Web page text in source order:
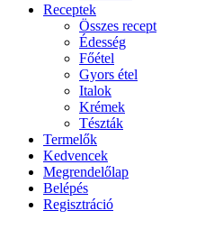
Receptek
Összes recept
Édesség
Főétel
Gyors étel
Italok
Krémek
Tészták
Termelők
Kedvencek
Megrendelőlap
Belépés
Regisztráció